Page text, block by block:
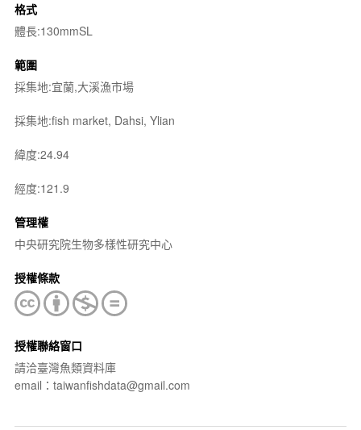
格式
體長:130mmSL
範圍
採集地:宜蘭,大溪漁市場
採集地:fish market, Dahsi, Ylian
緯度:24.94
經度:121.9
管理權
中央研究院生物多樣性研究中心
授權條款
授權聯絡窗口
請洽臺灣魚類資料庫
email：taiwanfishdata@gmail.com